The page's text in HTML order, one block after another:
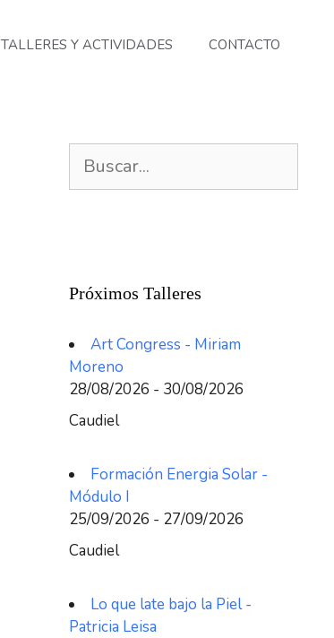
TALLERES Y ACTIVIDADES CONTACTO
Próximos Talleres
Art Congress - Miriam
Moreno
28/08/2026 - 30/08/2026
Caudiel
Formación Energia Solar -
Módulo I
25/09/2026 - 27/09/2026
Caudiel
Lo que late bajo la Piel -
Patricia Leisa